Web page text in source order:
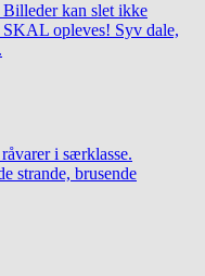
kan slet ikke
opleves! Syv dale,
i særklasse.
strande, brusende